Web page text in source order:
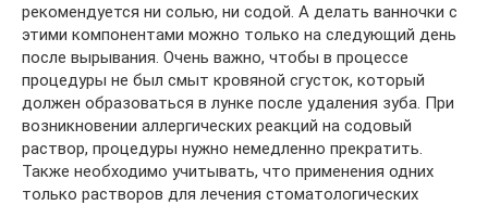
рекомендуется ни солью, ни содой. А делать ванночки с
этими компонентами можно только на следующий день
после вырывания. Очень важно, чтобы в процессе
процедуры не был смыт кровяной сгусток, который
должен образоваться в лунке после удаления зуба. При
возникновении аллергических реакций на содовый
раствор, процедуры нужно немедленно прекратить.
Также необходимо учитывать, что применения одних
только растворов для лечения стоматологических